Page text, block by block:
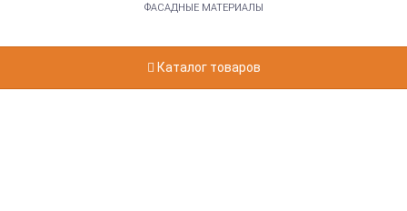
ФАСАДНЫЕ МАТЕРИАЛЫ
Каталог товаров